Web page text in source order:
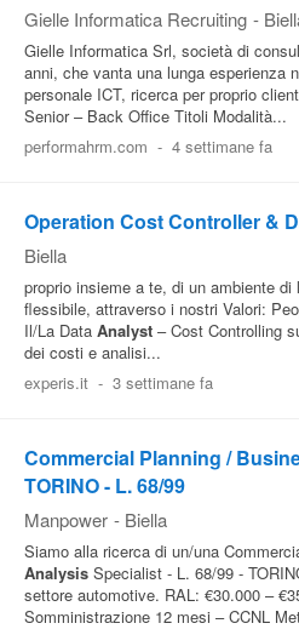
Gielle Informatica Recruiting -
Gielle Informatica Srl, società di
anni, che vanta una lunga esperienza
personale ICT, ricerca per proprio
Senior – Back Office Titoli Modalità...
performahrm.com - 4 settimane fa
Operation Cost Controller &
Biella
proprio insieme a te, di un ambiente
flessibile, attraverso i nostri Valori:
Il/La Data Analyst – Cost Controlling
dei costi e analisi...
experis.it - 3 settimane fa
Commercial Planning /
TORINO - L. 68/99
Manpower - Biella
Siamo alla ricerca di un/una
Analysis Specialist - L. 68/99 -
settore automotive. RAL: €30.000 –
Somministrazione 12 mesi – CCNL